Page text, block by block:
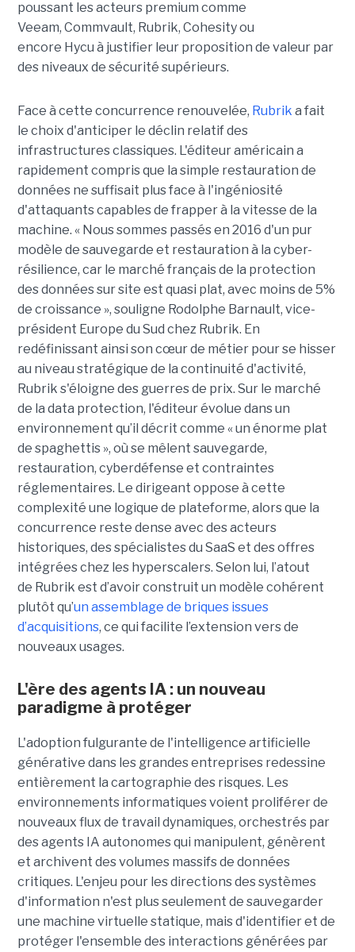
poussant les acteurs premium comme
Veeam, Commvault, Rubrik, Cohesity ou
encore Hycu à justifier leur proposition de valeur par
des niveaux de sécurité supérieurs.
Face à cette concurrence renouvelée, Rubrik a fait
le choix d'anticiper le déclin relatif des
infrastructures classiques. L'éditeur américain a
rapidement compris que la simple restauration de
données ne suffisait plus face à l'ingéniosité
d'attaquants capables de frapper à la vitesse de la
machine. « Nous sommes passés en 2016 d'un pur
modèle de sauvegarde et restauration à la cyber-
résilience, car le marché français de la protection
des données sur site est quasi plat, avec moins de 5%
de croissance », souligne Rodolphe Barnault, vice-
président Europe du Sud chez Rubrik. En
redéfinissant ainsi son cœur de métier pour se hisser
au niveau stratégique de la continuité d'activité,
Rubrik s'éloigne des guerres de prix. Sur le marché
de la data protection, l'éditeur évolue dans un
environnement qu’il décrit comme « un énorme plat
de spaghettis », où se mêlent sauvegarde,
restauration, cyberdéfense et contraintes
réglementaires. Le dirigeant oppose à cette
complexité une logique de plateforme, alors que la
concurrence reste dense avec des acteurs
historiques, des spécialistes du SaaS et des offres
intégrées chez les hyperscalers. Selon lui, l’atout
de Rubrik est d’avoir construit un modèle cohérent
plutôt qu’un assemblage de briques issues
d’acquisitions, ce qui facilite l’extension vers de
nouveaux usages.
L'ère des agents IA : un nouveau
paradigme à protéger
L'adoption fulgurante de l'intelligence artificielle
générative dans les grandes entreprises redessine
entièrement la cartographie des risques. Les
environnements informatiques voient proliférer de
nouveaux flux de travail dynamiques, orchestrés par
des agents IA autonomes qui manipulent, génèrent
et archivent des volumes massifs de données
critiques. L'enjeu pour les directions des systèmes
d'information n'est plus seulement de sauvegarder
une machine virtuelle statique, mais d'identifier et de
protéger l'ensemble des interactions générées par